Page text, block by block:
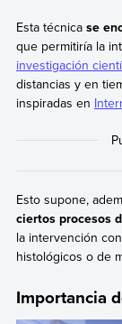
Esta técnica se
que permitiría la
investigación
distancias y en
inspiradas en
Esto supone,
ciertos procesos
la intervención
histológicos o de
Importancia